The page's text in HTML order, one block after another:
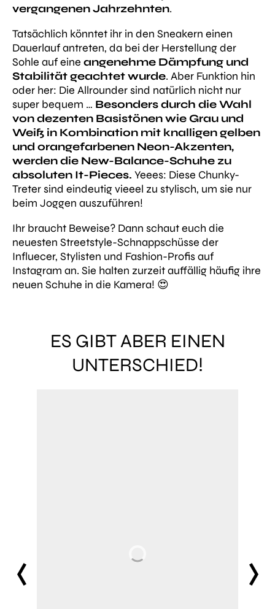
vergangenen Jahrzehnten.
Tatsächlich könntet ihr in den Sneakern einen
Dauerlauf antreten, da bei der Herstellung der
Sohle auf eine angenehme Dämpfung und
Stabilität geachtet wurde. Aber Funktion hin
oder her: Die Allrounder sind natürlich nicht nur
super bequem … Besonders durch die Wahl
von dezenten Basistönen wie Grau und
Weiß in Kombination mit knalligen gelben
und orangefarbenen Neon-Akzenten,
werden die New-Balance-Schuhe zu
absoluten It-Pieces. Yeees: Diese Chunky-
Treter sind eindeutig vieeel zu stylisch, um sie nur
beim Joggen auszuführen!
Ihr braucht Beweise? Dann schaut euch die
neuesten Streetstyle-Schnappschüsse der
Influecer, Stylisten und Fashion-Profis auf
Instagram an. Sie halten zurzeit auffällig häufig ihre
neuen Schuhe in die Kamera! 😍
ES GIBT ABER EINEN
UNTERSCHIED!
prev next